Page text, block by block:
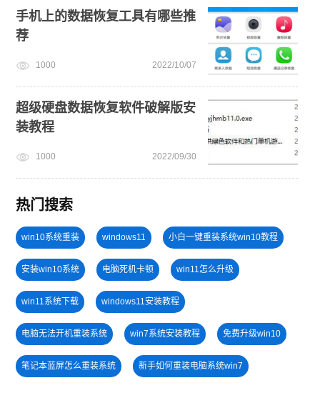
手机上的数据恢复工具有哪些推
荐
1000 2022/10/07
超级硬盘数据恢复软件破解版安
装教程
1000 2022/09/30
热门搜索
win10系统重装 windows11 小白一键重装系统win10教程
安装win10系统 电脑死机卡顿 win11怎么升级
win11系统下载 windows11安装教程
电脑无法开机重装系统 win7系统安装教程 免费升级win10
笔记本蓝屏怎么重装系统 新手如何重装电脑系统win7